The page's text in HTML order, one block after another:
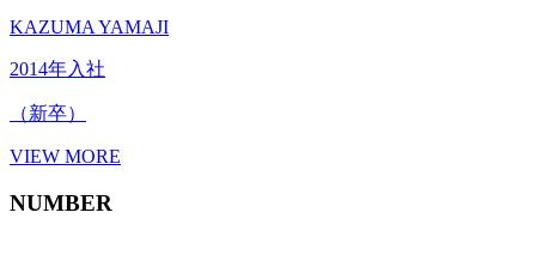
KAZUMA YAMAJI
2014年入社
（新卒）
VIEW MORE
NUMBER